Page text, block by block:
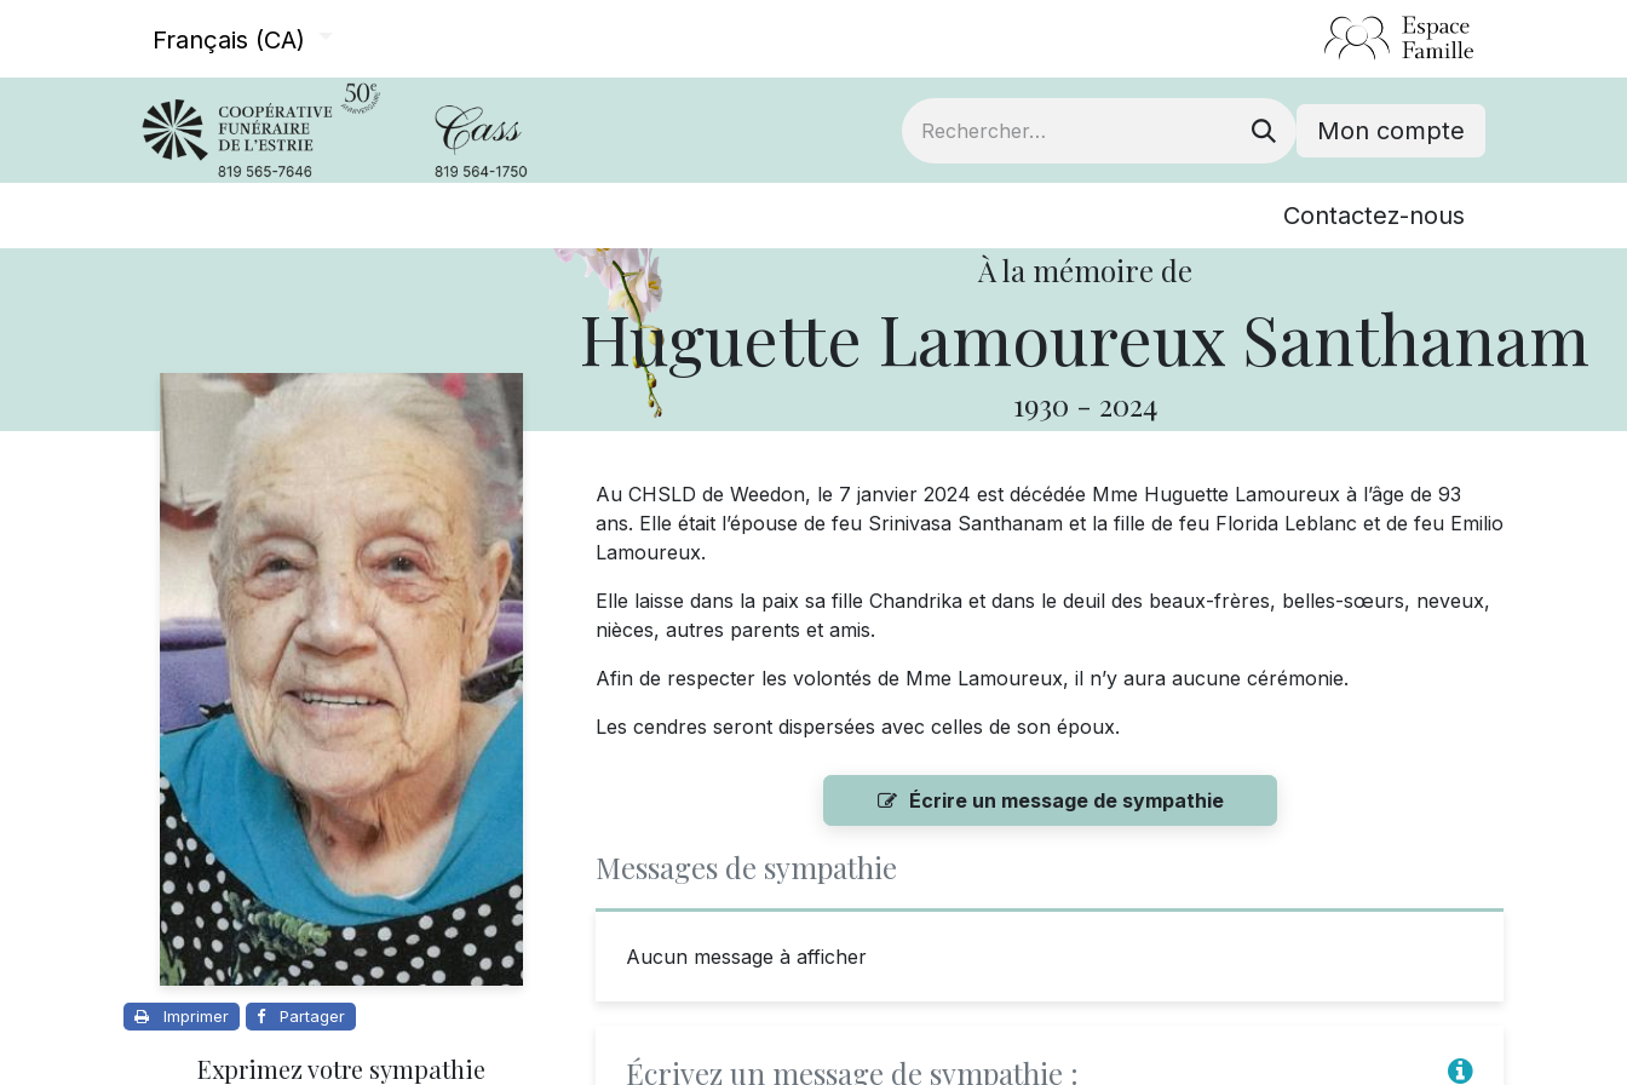
Français (CA)
Mon compte
Événements
Contactez-nous
À la mémoire de
Huguette Lamoureux Santhanam
1930 - 2024
Imprimer Partager
Exprimez votre sympathie
Au CHSLD de Weedon, le 7 janvier 2024 est décédée Mme Huguette Lamoureux à l’âge de 93
ans. Elle était l’épouse de feu Srinivasa Santhanam et la fille de feu Florida Leblanc et de feu Emilio
Lamoureux.
Elle laisse dans la paix sa fille Chandrika et dans le deuil des beaux-frères, belles-sœurs, neveux,
nièces, autres parents et amis.
Afin de respecter les volontés de Mme Lamoureux, il n’y aura aucune cérémonie.
Les cendres seront dispersées avec celles de son époux.
Écrire un message de sympathie
Messages de sympathie
Aucun message à afficher
Écrivez un message de sympathie :